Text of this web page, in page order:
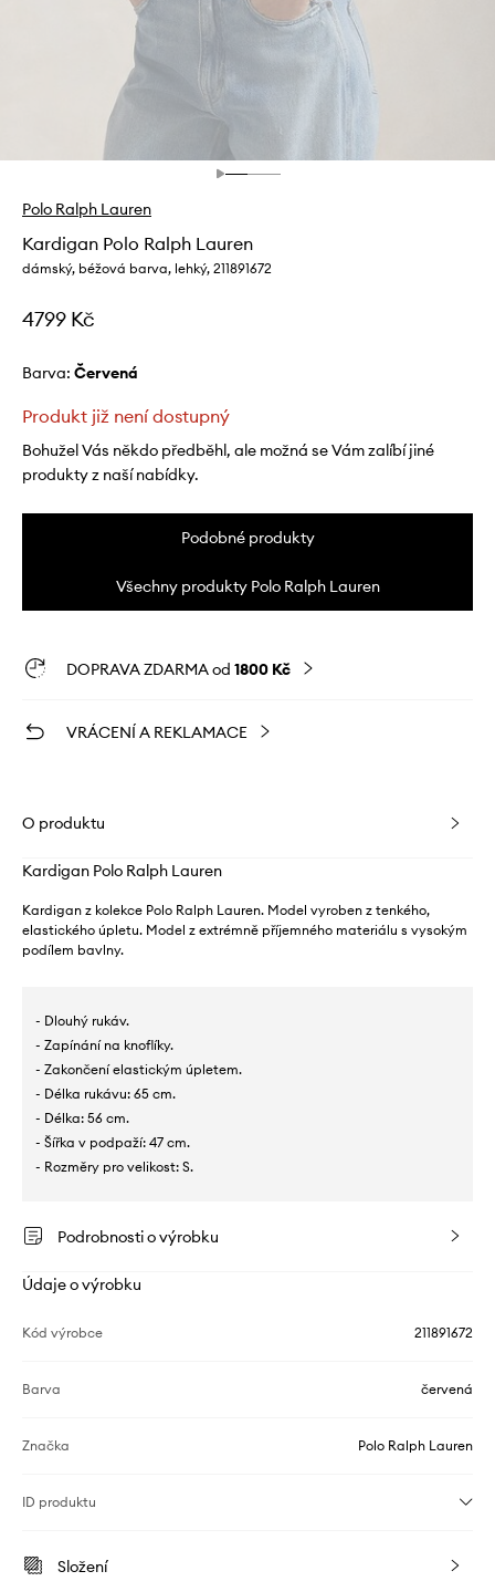
Polo Ralph Lauren
Kardigan Polo Ralph Lauren
dámský, béžová barva, lehký, 211891672
4799 Kč
Barva: červená
Produkt již není dostupný
Bohužel Vás někdo předběhl, ale možná se Vám zalíbí jiné
produkty z naší nabídky.
Podobné produkty
Všechny produkty Polo Ralph Lauren
DOPRAVA ZDARMA od 1800 Kč
VRÁCENÍ A REKLAMACE
O produktu
Kardigan Polo Ralph Lauren
Kardigan z kolekce Polo Ralph Lauren. Model vyroben z tenkého,
elastického úpletu. Model z extrémně příjemného materiálu s vysokým
podílem bavlny.
- Dlouhý rukáv.
- Zapínání na knoflíky.
- Zakončení elastickým úpletem.
- Délka rukávu: 65 cm.
- Délka: 56 cm.
- Šířka v podpaží: 47 cm.
- Rozměry pro velikost: S.
Podrobnosti o výrobku
Údaje o výrobku
Kód výrobce 211891672
Barva červená
Značka Polo Ralph Lauren
ID produktu
Složení